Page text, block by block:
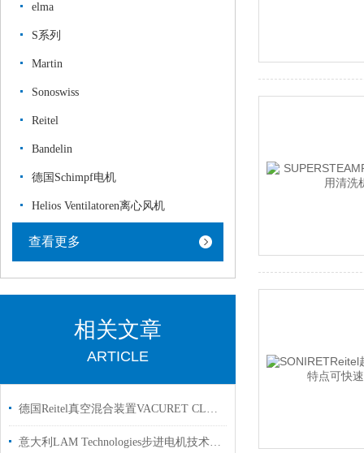
elma
S系列
Martin
Sonoswiss
Reitel
Bandelin
德国Schimpf电机
Helios Ventilatoren离心风机
查看更多
相关文章
ARTICLE
德国Reitel真空混合装置VACURET CLASSIC用于实验室
意大利LAM Technologies步进电机技术数据